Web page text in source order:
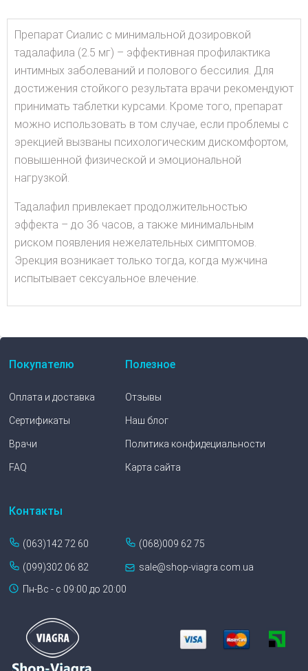
Препарат Сиалис с минимальной дозировкой
тадалафила (2.5 мг) – эффективная профилактика
интимных заболеваний и полового бессилия. Для
достижения стойкого результата врачи рекомендуют
принимать таблетки курсами. Кроме того, препарат
можно использовать в том случае, если проблемы с
эрекцией вызваны психологическим дискомфортом,
повышенной физической и эмоциональной
нагрузкой.
Тадалафил привлекает продолжительностью
эффекта – до 36 часов, а также минимальным
риском появления нежелательных симптомов.
Эрекция возникает только тогда, когда мужчина
испытывает сексуальное влечение.
Покупателю
Оплата и доставка
Сертификаты
Врачи
FAQ
Полезное
Отзывы
Наш блог
Политика конфидециальности
Карта сайта
Контакты
(063)142 72 60 (068)009 62 75
(099)302 06 82
sale@shop-viagra.com.ua
Пн-Вс - с 09:00 до 20:00